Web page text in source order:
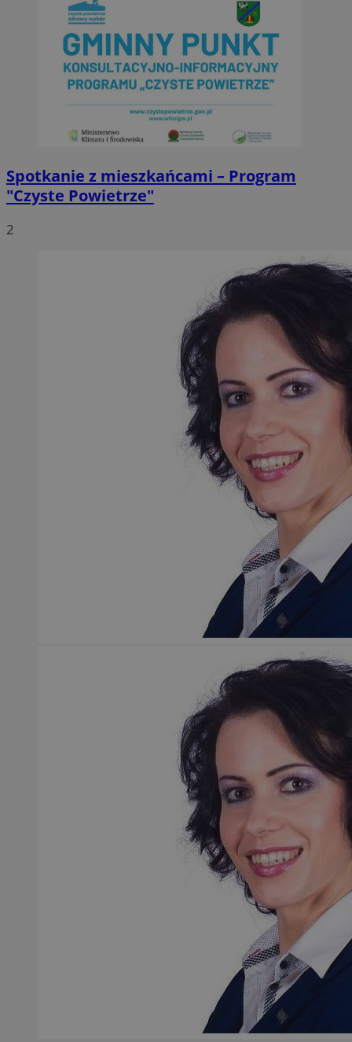
Spotkanie z mieszkańcami – Program
"Czyste Powietrze"
2